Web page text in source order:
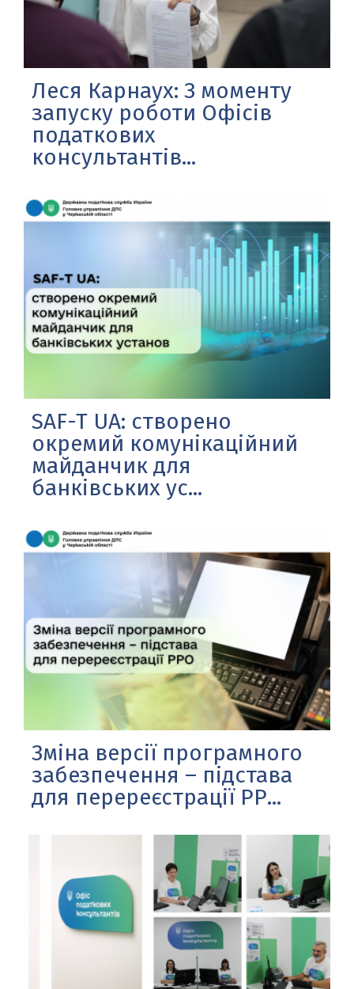
Леся Карнаух: З моменту
запуску роботи Офісів
податкових
консультантів...
SAF-T UA: створено
окремий комунікаційний
майданчик для
банківських ус...
Зміна версії програмного
забезпечення – підстава
для перереєстрації РР...